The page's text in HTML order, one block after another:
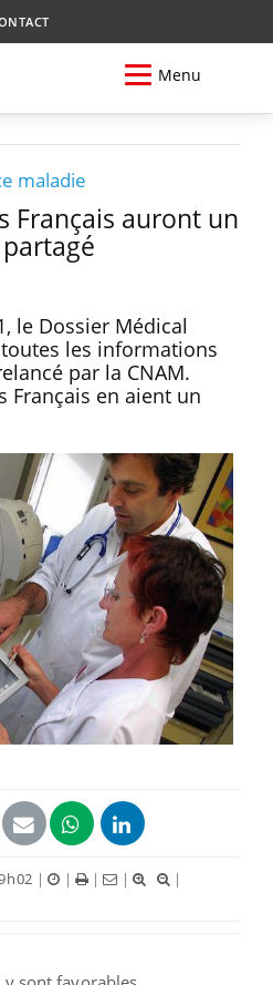
Menu
maladie
Français auront un
le Dossier Médical
les informations
par la CNAM.
Français en aient un
| | | |
|